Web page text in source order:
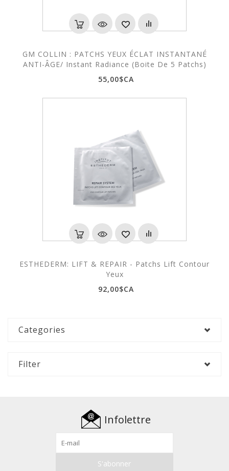
GM COLLIN : PATCHS YEUX ÉCLAT INSTANTANÉ
ANTI-ÂGE/ Instant Radiance (Boite De 5 Patchs)
55,00$CA
ESTHEDERM: LIFT & REPAIR - Patchs Lift Contour
Yeux
92,00$CA
Categories
Filter
Infolettre